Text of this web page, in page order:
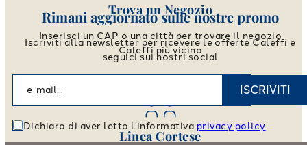
Trova un Negozio
Inserisci un CAP o una città per trovare il negozio
Caleffi più vicino
Vai allo store locator
Linea Cortese
Rimani aggiornato sulle nostre promo
Iscriviti alla newsletter per ricevere le offerte Caleffi e
seguici sui nostri social
ISCRIVITI
Dichiaro di aver letto l'informativa privacy policy